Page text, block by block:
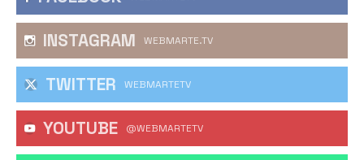
INSTAGRAM WEBMARTE.TV
TWITTER WEBMARTETV
YOUTUBE @WEBMARTETV